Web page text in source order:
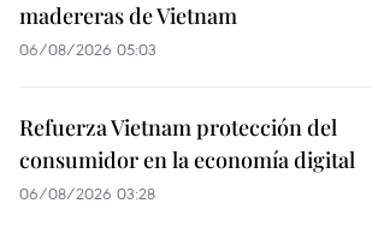
madereras de Vietnam
06/08/2026 05:03
Refuerza Vietnam protección del
consumidor en la economía digital
06/08/2026 03:28